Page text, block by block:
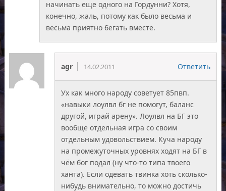
начинать еще одного на Гордунни? Хотя,
конечно, жаль, потому как было весьма и
весьма приятно бегать вместе.
agr 14.02.2011 Ответить
Ух как много народу советует 85пвп.
«навыки лоулвл бг не помогут, баланс
другой, играй арену». Лоулвл на БГ это
вообще отдельная игра со своим
отдельным удовольствием. Куча народу
на промежуточных уровнях ходят на БГ в
чём бог подал (ну что-то типа твоего
ханта). Если одевать твинка хоть сколько-
нибудь внимательно, то можно достичь